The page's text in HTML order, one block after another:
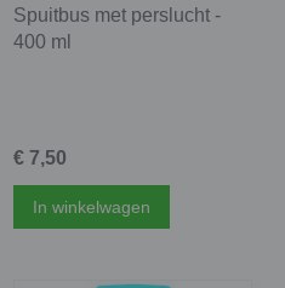
Spuitbus met perslucht -
400 ml
€ 7,50
In winkelwagen